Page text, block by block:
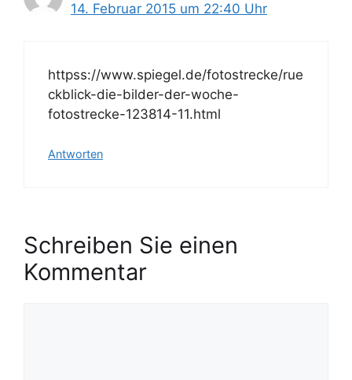
14. Februar 2015 um 22:40 Uhr
httpss://www.spiegel.de/fotostrecke/rue
ckblick-die-bilder-der-woche-
fotostrecke-123814-11.html
Antworten
Schreiben Sie einen
Kommentar